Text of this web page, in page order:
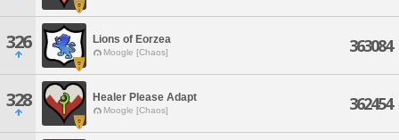
326 Lions of Eorzea
Moogle [Chaos] 363084
328 Healer Please Adapt
Moogle [Chaos] 362454